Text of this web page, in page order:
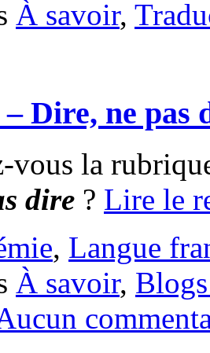
À savoir,
Dire, ne pas
vous la
dire ? Lire le
, Langue
À savoir,